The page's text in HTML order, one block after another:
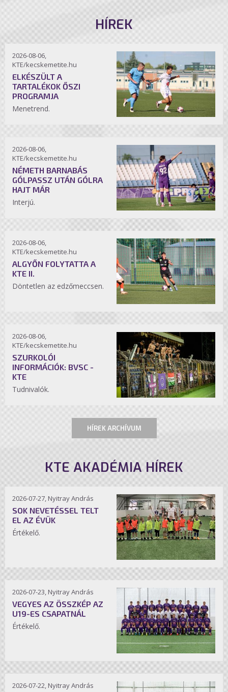
HÍREK
2026-08-06,
KTE/kecskemetite.hu
ELKÉSZÜLT A
TARTALÉKOK ŐSZI
PROGRAMJA
Menetrend.
2026-08-06,
KTE/kecskemetite.hu
NÉMETH BARNABÁS
GÓLPASSZ UTÁN GÓLRA
HAJT MÁR
Interjú.
2026-08-06,
KTE/kecskemetite.hu
ALGYŐN FOLYTATTA A
KTE II.
Döntetlen az edzőmeccsen.
2026-08-06,
KTE/kecskemetite.hu
SZURKOLÓI
INFORMÁCIÓK: BVSC -
KTE
Tudnivalók.
HÍREK ARCHÍVUM
KTE AKADÉMIA HÍREK
2026-07-27, Nyitray András
SOK NEVETÉSSEL TELT
EL AZ ÉVÜK
Értékelő.
2026-07-23, Nyitray András
VEGYES AZ ÖSSZKÉP AZ
U19-ES CSAPATNÁL
Értékelő.
2026-07-22, Nyitray András